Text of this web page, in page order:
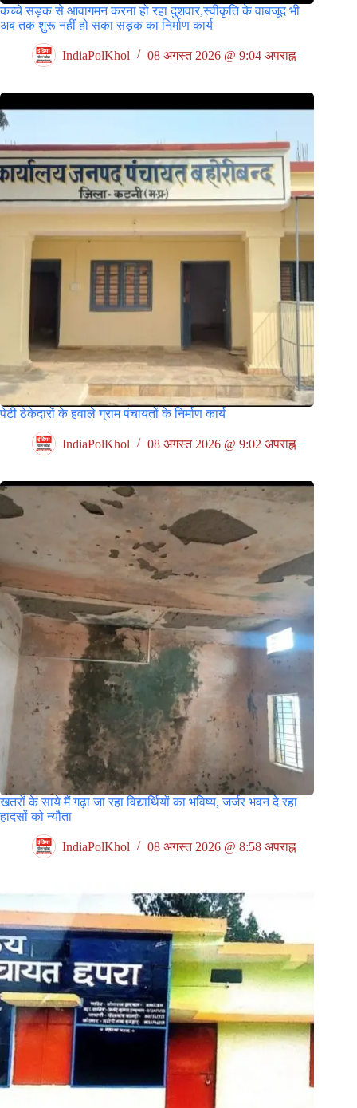
कच्चे सड़क से आवागमन करना हो रहा दुशवार,स्वीकृति के वाबजूद भी
अब तक शुरू नहीं हो सका सड़क का निर्माण कार्य
IndiaPolKhol 08 अगस्त 2026 @ 9:04 अपराह्न
पेटी ठेकेदारों के हवाले ग्राम पंचायतों के निर्माण कार्य
IndiaPolKhol 08 अगस्त 2026 @ 9:02 अपराह्न
खतरों के साये मैं गढ़ा जा रहा विद्यार्थियों का भविष्य, जर्जर भवन दे रहा
हादसों को न्यौता
IndiaPolKhol 08 अगस्त 2026 @ 8:58 अपराह्न